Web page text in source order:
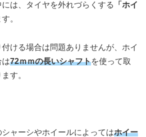
は、タイヤを外れづらくする
「ホイ
。
ける場合は問題ありませんが、ホイ
は72ｍｍの長いシャフトを使って取
す。
ャーシやホイールによってはホイー